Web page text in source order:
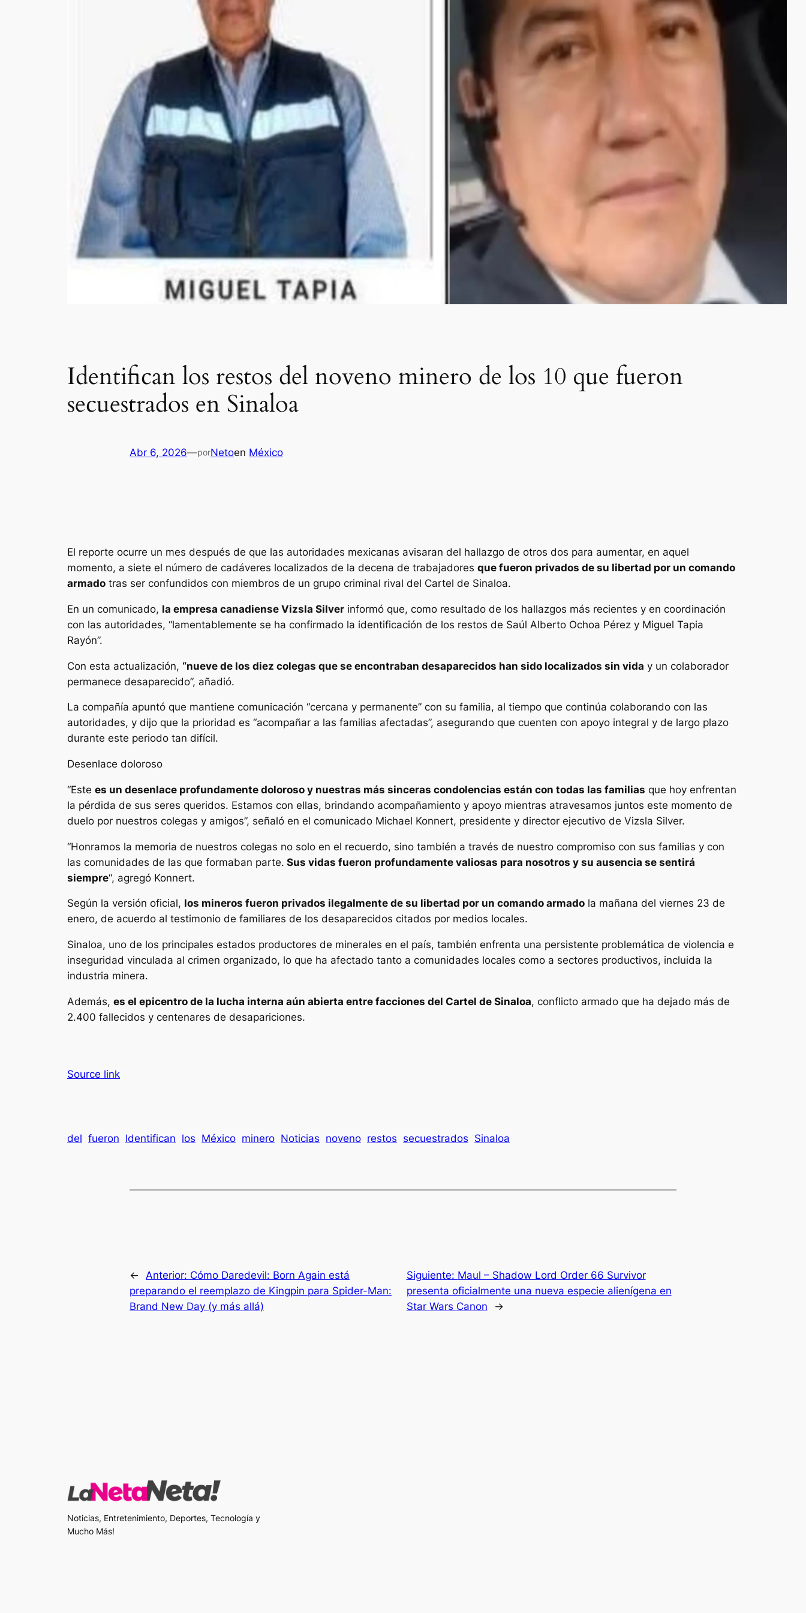
Identifican los restos del noveno minero de los 10 que fueron
secuestrados en Sinaloa
Abr 6, 2026—porNetoen México
El reporte ocurre un mes después de que las autoridades mexicanas avisaran del hallazgo de otros dos para aumentar, en aquel
momento, a siete el número de cadáveres localizados de la decena de trabajadores que fueron privados de su libertad por un comando
armado tras ser confundidos con miembros de un grupo criminal rival del Cartel de Sinaloa.
En un comunicado, la empresa canadiense Vizsla Silver informó que, como resultado de los hallazgos más recientes y en coordinación
con las autoridades, “lamentablemente se ha confirmado la identificación de los restos de Saúl Alberto Ochoa Pérez y Miguel Tapia
Rayón”.
Con esta actualización, “nueve de los diez colegas que se encontraban desaparecidos han sido localizados sin vida y un colaborador
permanece desaparecido”, añadió.
La compañía apuntó que mantiene comunicación “cercana y permanente” con su familia, al tiempo que continúa colaborando con las
autoridades, y dijo que la prioridad es “acompañar a las familias afectadas”, asegurando que cuenten con apoyo integral y de largo plazo
durante este periodo tan difícil.
Desenlace doloroso
“Este es un desenlace profundamente doloroso y nuestras más sinceras condolencias están con todas las familias que hoy enfrentan
la pérdida de sus seres queridos. Estamos con ellas, brindando acompañamiento y apoyo mientras atravesamos juntos este momento de
duelo por nuestros colegas y amigos”, señaló en el comunicado Michael Konnert, presidente y director ejecutivo de Vizsla Silver.
“Honramos la memoria de nuestros colegas no solo en el recuerdo, sino también a través de nuestro compromiso con sus familias y con
las comunidades de las que formaban parte. Sus vidas fueron profundamente valiosas para nosotros y su ausencia se sentirá
siempre“, agregó Konnert.
Según la versión oficial, los mineros fueron privados ilegalmente de su libertad por un comando armado la mañana del viernes 23 de
enero, de acuerdo al testimonio de familiares de los desaparecidos citados por medios locales.
Sinaloa, uno de los principales estados productores de minerales en el país, también enfrenta una persistente problemática de violencia e
inseguridad vinculada al crimen organizado, lo que ha afectado tanto a comunidades locales como a sectores productivos, incluida la
industria minera.
Además, es el epicentro de la lucha interna aún abierta entre facciones del Cartel de Sinaloa, conflicto armado que ha dejado más de
2.400 fallecidos y centenares de desapariciones.
Source link
del fueron Identifican los México minero Noticias noveno restos secuestrados Sinaloa
← Anterior: Cómo Daredevil: Born Again está
preparando el reemplazo de Kingpin para Spider-Man:
Brand New Day (y más allá)
Siguiente: Maul – Shadow Lord Order 66 Survivor
presenta oficialmente una nueva especie alienígena en
Star Wars Canon
→
Noticias, Entretenimiento, Deportes, Tecnología y
Mucho Más!